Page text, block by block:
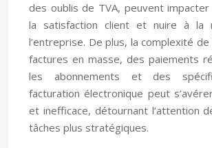
des oublis de TVA, peuvent
la satisfaction client et nuire à la
l’entreprise. De plus, la complexité
factures en masse, des paiements
les abonnements et des
facturation électronique peut
et inefficace, détournant l’attention
tâches plus stratégiques.